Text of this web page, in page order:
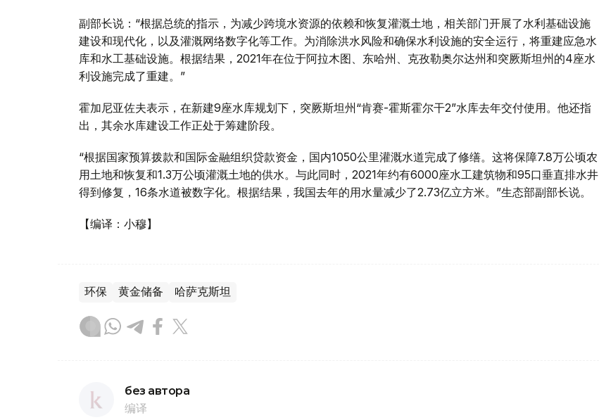
副部长说：“根据总统的指示，为减少跨境水资源的依赖和恢复灌溉土地，相关部门开展了水利基础设施
建设和现代化，以及灌溉网络数字化等工作。为消除洪水风险和确保水利设施的安全运行，将重建应急水
库和水工基础设施。根据结果，2021年在位于阿拉木图、东哈州、克孜勒奥尔达州和突厥斯坦州的4座水
利设施完成了重建。”
霍加尼亚佐夫表示，在新建9座水库规划下，突厥斯坦州“肯赛-霍斯霍尔干2”水库去年交付使用。他还指
出，其余水库建设工作正处于筹建阶段。
“根据国家预算拨款和国际金融组织贷款资金，国内1050公里灌溉水道完成了修缮。这将保障7.8万公顷农
用土地和恢复和1.3万公顷灌溉土地的供水。与此同时，2021年约有6000座水工建筑物和95口垂直排水井
得到修复，16条水道被数字化。根据结果，我国去年的用水量减少了2.73亿立方米。”生态部副部长说。
【编译：小穆】
环保 黄金储备 哈萨克斯坦
без автора
编译